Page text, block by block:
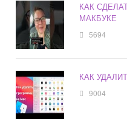
КАК
МАКБУКЕ
5694
КАК
9004